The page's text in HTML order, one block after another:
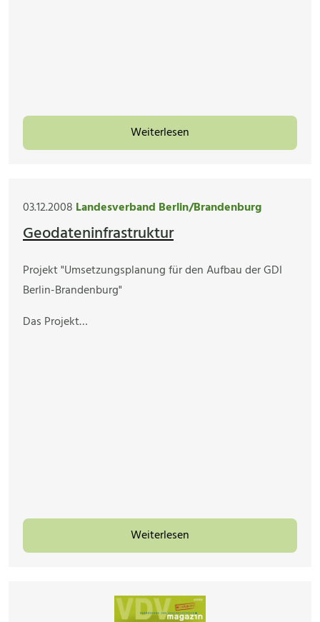
Weiterlesen
03.12.2008 Landesverband Berlin/Brandenburg
Geodateninfrastruktur
Projekt "Umsetzungsplanung für den Aufbau der GDI
Berlin-Brandenburg"
Das Projekt…
Weiterlesen